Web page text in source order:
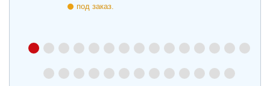
под заказ.